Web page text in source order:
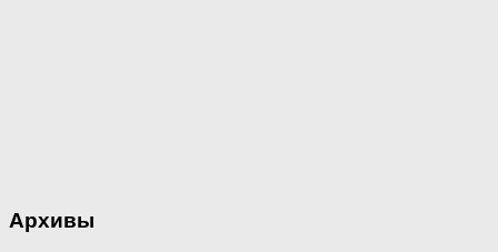
Архивы